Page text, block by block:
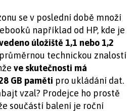
se v poslední době množí
například od HP, kde je
úložiště 1,1 nebo 1,2
technickou znalostí
ve skutečnosti má
GB paměti pro ukládání dat.
vzal? Prodejce ho prostě
součástí balení je roční